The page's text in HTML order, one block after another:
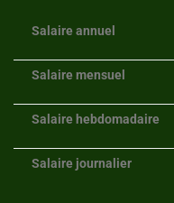
Salaire annuel
Salaire mensuel
Salaire hebdomadaire
Salaire journalier